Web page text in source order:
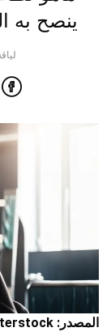
ينصح به
المصدر: shutterstock